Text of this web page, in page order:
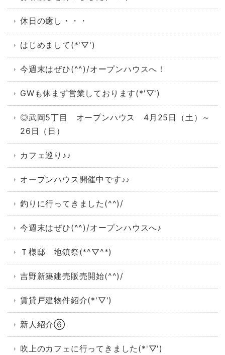
休日の癒し・・・
はじめまして(*'▽')
今週末はぜひ(^^)/オープンハウスへ！
GWも休まず営業しております(*'▽')
◎武岡5丁目 オープンハウス 4月25日（土）～
26日（日）
カフェ巡り♪♪
オープンハウス開催中です♪♪
釣りに行ってきました(^^)/
今週末はぜひ(^^)/オープンハウスへ♪
Ｔ様邸 地鎮祭(*^▽^*)
吉野新築建売販売開始(^^)/
賃貸戸建物件紹介(*'▽')
新人紹介⑥
吹上のカフェに行ってきました(*'▽')